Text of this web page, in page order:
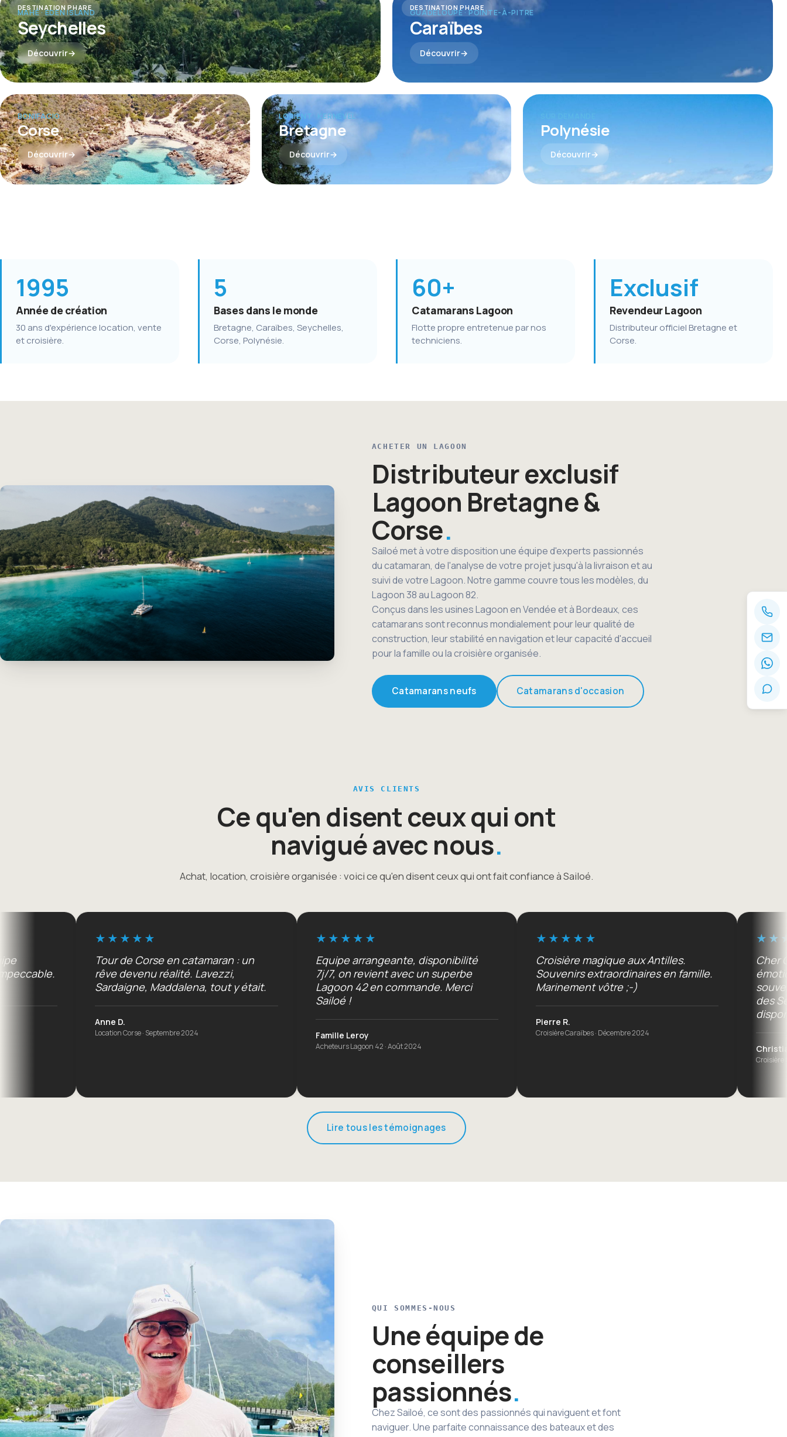
DESTINATION PHARE
MAHÉ · EDEN ISLAND
Seychelles
Découvrir
DESTINATION PHARE
GUADELOUPE · POINTE-À-PITRE
Caraïbes
Découvrir
BONIFACIO
Corse
Découvrir
LORIENT · KERNEVEL
Bretagne
Découvrir
Polynésie
Découvrir
1995
Année de création
30 ans d'expérience location, vente
et croisière.
5
Bases dans le monde
Bretagne, Caraïbes, Seychelles,
Corse, Polynésie.
60+
Catamarans Lagoon
Flotte propre entretenue par nos
techniciens.
Exclusif
Revendeur Lagoon
Distributeur officiel Bretagne et
Corse.
ACHETER UN LAGOON
Distributeur exclusif
Lagoon Bretagne &
Corse
Sailoé met à votre disposition une équipe d'experts passionnés
du catamaran, de l'analyse de votre projet jusqu'à la livraison et au
suivi de votre Lagoon. Notre gamme couvre tous les modèles, du
Lagoon 38 au Lagoon 82.
Conçus dans les usines Lagoon en Vendée et à Bordeaux, ces
catamarans sont reconnus mondialement pour leur qualité de
construction, leur stabilité en navigation et leur capacité d'accueil
pour la famille ou la croisière organisée.
Catamarans neufs Catamarans d'occasion
AVIS CLIENTS
Ce qu'en disent ceux qui ont
navigué avec nous
Achat, location, croisière organisée : voici ce qu'en disent ceux qui ont fait confiance à Sailoé.
Tour de Corse en catamaran : un
rêve devenu réalité. Lavezzi,
Sardaigne, Maddalena, tout y était.
Location Corse · Septembre 2024
Equipe arrangeante, disponibilité
7j/7, on revient avec un superbe
Lagoon 42 en commande. Merci
Acheteurs Lagoon 42 · Août 2024
Croisière magique aux Antilles.
Souvenirs extraordinaires en famille.
Marinement vôtre ;-)
Pierre R.
Croisière Caraïbes · Décembre 2024
Cher Capitaine,
émotion que
souvenir de
des
disponibilité.
Croisière Seychelles ·
Lire tous les témoignages
QUI SOMMES-NOUS
Une équipe de
conseillers
passionnés
Chez Sailoé, ce sont des passionnés qui naviguent et font
naviguer. Une parfaite connaissance des bateaux et des